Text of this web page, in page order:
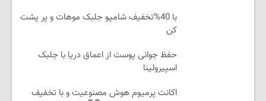
با 40%تخفیف شامپو جلبک موهات و پر پشت
کن
حفظ جوانی پوست از اعماق دریا با جلبک
اسپیرولینا
اکانت پرمیوم هوش مصنوعیت و با تخفیف